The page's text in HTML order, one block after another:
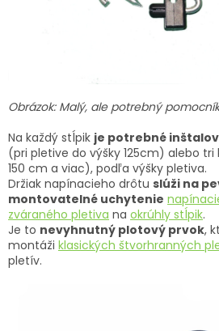
Obrázok: Malý, ale potrebný
Na každý stĺpik je potrebné
(pri pletive do výšky 125cm) alebo
150 cm a viac), podľa výšky pletiva.
Držiak napínacieho drôtu slúži na
montovatelné uchytenie
zváraného pletiva na okrúhly stĺpik.
Je to nevyhnutný plotový prvok,
montáži klasických štvorhranných
pletív.